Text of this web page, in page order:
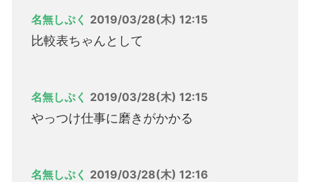
名無しぷく 2019/03/28(木) 12:15
比較表ちゃんとして
名無しぷく 2019/03/28(木) 12:15
やっつけ仕事に磨きがかかる
名無しぷく 2019/03/28(木) 12:16